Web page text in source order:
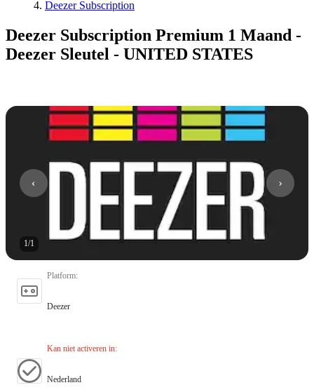
Deezer Subscription
Deezer Subscription Premium 1 Maand -
Deezer Sleutel - UNITED STATES
1/1
Platform:
Deezer
Kan niet activeren in:
Nederland